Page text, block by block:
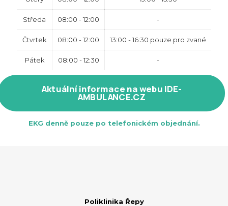
Středa 08:00 - 12:00 -
Čtvrtek 08:00 - 12:00 13:00 - 16:30 pouze pro zvané
Pátek 08:00 - 12:30 -
Aktuální informace na webu IDE-
AMBULANCE.CZ
EKG denně pouze po telefonickém objednání.
Poliklinika Řepy